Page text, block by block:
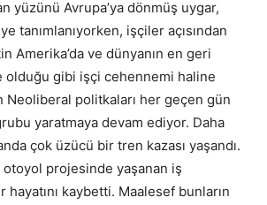
yüzünü Avrupa’ya dönmüş uygar,
tanımlanıyorken, işçiler açısından
Amerika’da ve dünyanın en geri
olduğu gibi işçi cehennemi haline
Neoliberal politkaları her geçen gün
yaratmaya devam ediyor. Daha
çok üzücü bir tren kazası yaşandı.
projesinde yaşanan iş
kaybetti. Maalesef bunların